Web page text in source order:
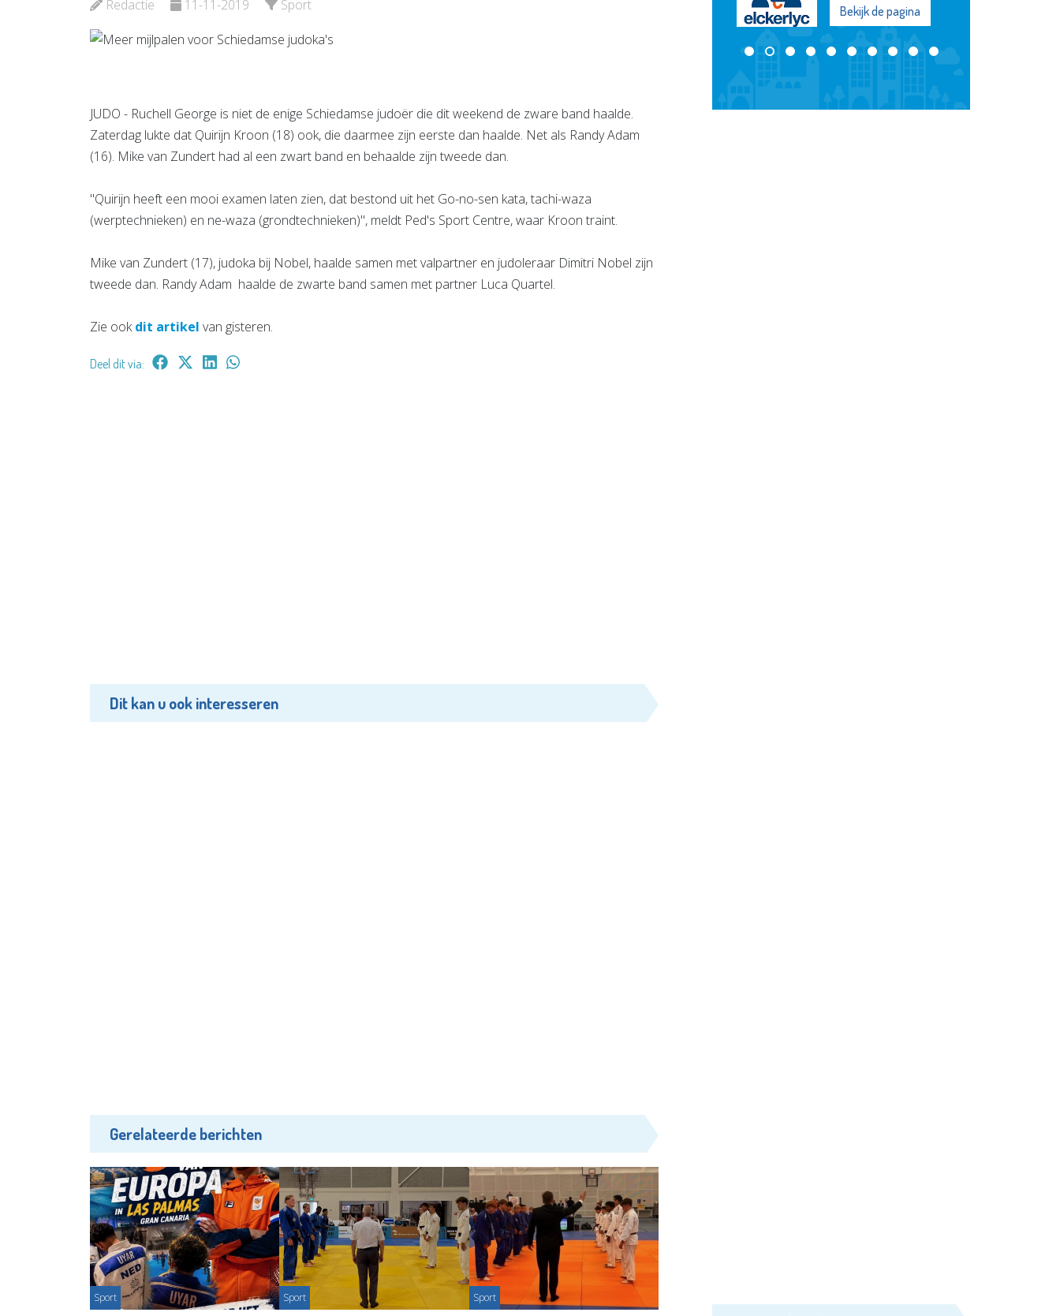
Redactie 11-11-2019 Sport
JUDO - Ruchell George is niet de enige Schiedamse judoër die dit weekend de zware band haalde.
Zaterdag lukte dat Quirijn Kroon (18) ook, die daarmee zijn eerste dan haalde. Net als Randy Adam
(16). Mike van Zundert had al een zwart band en behaalde zijn tweede dan.
"Quirijn heeft een mooi examen laten zien, dat bestond uit het Go-no-sen kata, tachi-waza
(werptechnieken) en ne-waza (grondtechnieken)", meldt Ped's Sport Centre, waar Kroon traint.
Mike van Zundert (17), judoka bij Nobel, haalde samen met valpartner en judoleraar Dimitri Nobel zijn
tweede dan. Randy Adam haalde de zwarte band samen met partner Luca Quartel.
Zie ookdit artikel van gisteren.
Deel dit via:
Dit kan u ook interesseren
Gerelateerde berichten
Sport Sport Sport
Bekijk de pagina